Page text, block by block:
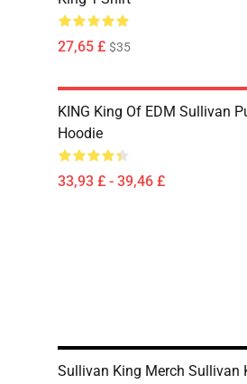
27,65 £ $35
KING King Of EDM Sullivan
Hoodie
33,93 £ - 39,46 £
Sullivan King Merch Sullivan